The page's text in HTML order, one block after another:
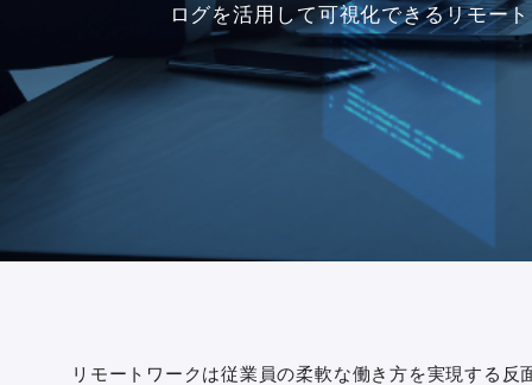
ログを活用して可視化できるリモー
リモートワークは従業員の柔軟な働き方を実現する